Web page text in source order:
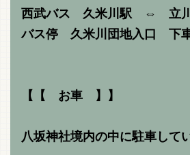
西武バス 久米川駅 ⇔ 立
バス停 久米川団地入口 下
【【 お車 】】
八坂神社境内の中に駐車して